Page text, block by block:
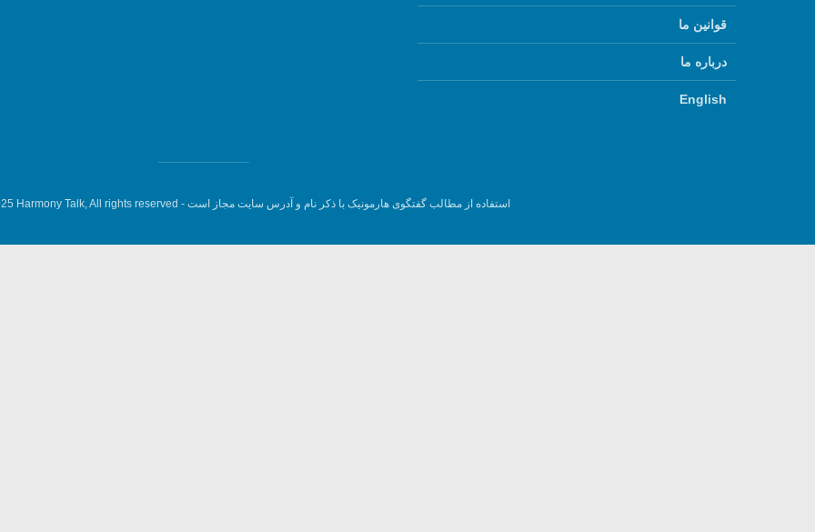
قوانین ما
درباره ما
English
استفاده از مطالب گفتگوی هارمونیک با ذکر نام و آدرس سایت مجاز است - Harmony Talk, All rights reserved.